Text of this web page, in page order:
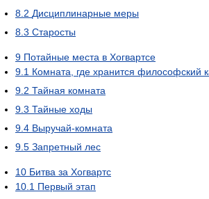
8.2 Дисциплинарные меры
8.3 Старосты
9 Потайные места в Хогвартсе
9.1 Комната, где хранится философский
9.2 Тайная комната
9.3 Тайные ходы
9.4 Выручай-комната
9.5 Запретный лес
10 Битва за Хогвартс
10.1 Первый этап